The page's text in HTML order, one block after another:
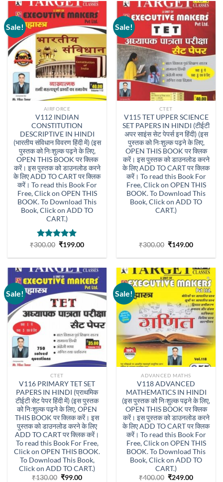
Sale!
AIRFORCE
V112 INDIAN
CONSTITUTION
DESCRIPTIVE IN HINDI
(भारतीय संविधान विवरण हिंदी में) (इस
पुस्तक को निःशुल्क पढ़ने के लिए,
OPEN THIS BOOK पर क्लिक
करें। इस पुस्तक को डाउनलोड करने
के लिए ADD TO CART पर क्लिक
करें। To read this Book For
Free, Click on OPEN THIS
BOOK. To Download This
Book, Click on ADD TO
CART.)
Rated5.00
₹300.00 Original
was:
₹199.00Current
is:
Sale!
CTET
V115 TET UPPER SCIENCE
SET PAPERS IN HINDI (टीईटी
अपर साइंस सेट पेपर्स इन हिंदी) (इस
पुस्तक को निःशुल्क पढ़ने के लिए,
OPEN THIS BOOK पर क्लिक
करें। इस पुस्तक को डाउनलोड करने
के लिए ADD TO CART पर क्लिक
करें। To read this Book For
Free, Click on OPEN THIS
BOOK. To Download This
Book, Click on ADD TO
CART.)
₹300.00 Original
was:
₹149.00Current
is:
Sale!
CTET
V116 PRIMARY TET SET
PAPERS IN HINDI (प्राथमिक
टीईटी सेट पेपर हिंदी में) (इस पुस्तक
को निःशुल्क पढ़ने के लिए, OPEN
THIS BOOK पर क्लिक करें। इस
पुस्तक को डाउनलोड करने के लिए
ADD TO CART पर क्लिक करें।
To read this Book For Free,
Click on OPEN THIS BOOK.
To Download This Book,
Click on ADD TO CART.)
₹130.00 Original
₹99.00Current
Sale!
ADVANCED MATHS
V118 ADVANCED
MATHEMATICS IN HINDI
(इस पुस्तक को निःशुल्क पढ़ने के लिए,
OPEN THIS BOOK पर क्लिक
करें। इस पुस्तक को डाउनलोड करने
के लिए ADD TO CART पर क्लिक
करें। To read this Book For
Free, Click on OPEN THIS
BOOK. To Download This
Book, Click on ADD TO
CART.)
₹400.00 Original
₹249.00Current